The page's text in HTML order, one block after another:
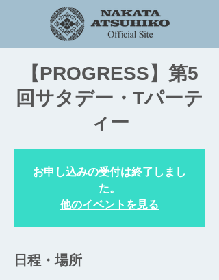
【PROGRESS】第5
回サタデー・Tパーテ
ィー
お申し込みの受付は終了しまし
た。
他のイベントを見る
日程・場所